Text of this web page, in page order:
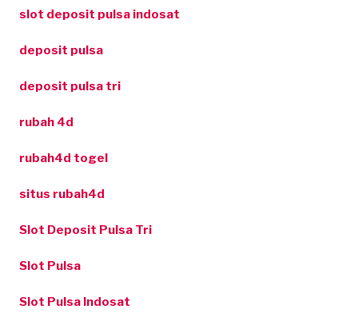
slot deposit pulsa indosat
deposit pulsa
deposit pulsa tri
rubah 4d
rubah4d togel
situs rubah4d
Slot Deposit Pulsa Tri
Slot Pulsa
Slot Pulsa Indosat